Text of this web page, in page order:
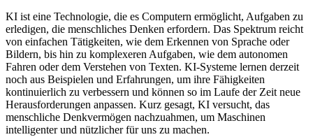
KI ist eine Technologie, die es Computern ermöglicht, Aufgaben zu
erledigen, die menschliches Denken erfordern. Das Spektrum reicht
von einfachen Tätigkeiten, wie dem Erkennen von Sprache oder
Bildern, bis hin zu komplexeren Aufgaben, wie dem autonomen
Fahren oder dem Verstehen von Texten. KI-Systeme lernen derzeit
noch aus Beispielen und Erfahrungen, um ihre Fähigkeiten
kontinuierlich zu verbessern und können so im Laufe der Zeit neue
Herausforderungen anpassen. Kurz gesagt, KI versucht, das
menschliche Denkvermögen nachzuahmen, um Maschinen
intelligenter und nützlicher für uns zu machen.